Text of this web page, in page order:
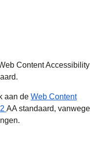
Content Accessibility
aan de Web Content
(opent in een nieuwe tab
AA standaard, vanwege